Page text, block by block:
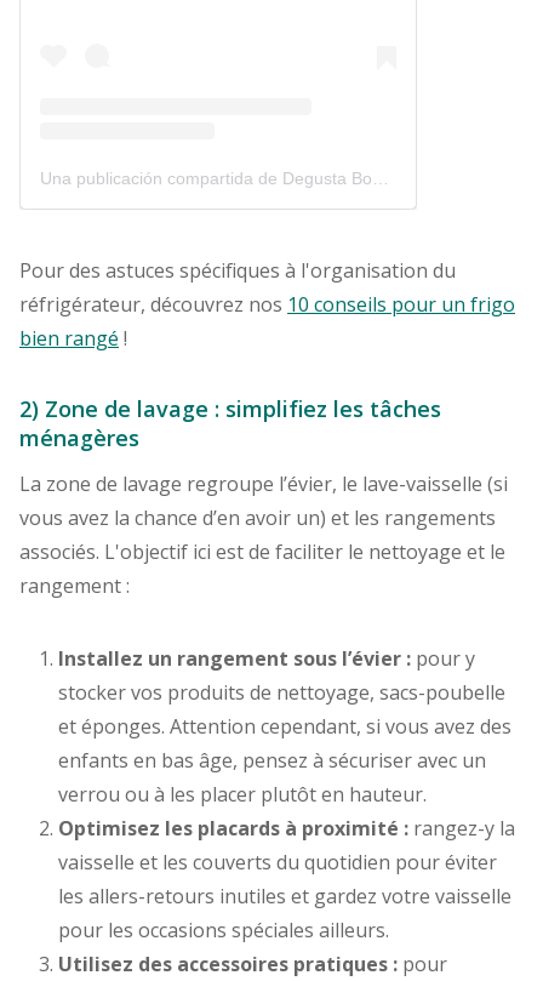
Una publicación compartida de Degusta Box France 🇫🇷 (@degustabox_fr)
Pour des astuces spécifiques à l'organisation du
réfrigérateur, découvrez nos 10 conseils pour un frigo
bien rangé !
2) Zone de lavage : simplifiez les tâches
ménagères
La zone de lavage regroupe l’évier, le lave-vaisselle (si
vous avez la chance d’en avoir un) et les rangements
associés. L'objectif ici est de faciliter le nettoyage et le
rangement :
Installez un rangement sous l’évier : pour y
stocker vos produits de nettoyage, sacs-poubelle
et éponges. Attention cependant, si vous avez des
enfants en bas âge, pensez à sécuriser avec un
verrou ou à les placer plutôt en hauteur.
Optimisez les placards à proximité : rangez-y la
vaisselle et les couverts du quotidien pour éviter
les allers-retours inutiles et gardez votre vaisselle
pour les occasions spéciales ailleurs.
Utilisez des accessoires pratiques : pour